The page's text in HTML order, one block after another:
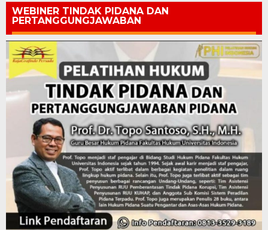
WEBINER TINDAK PIDANA DAN
PERTANGGUNGJAWABAN